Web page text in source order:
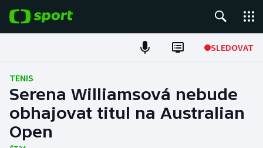
SLEDOVAT
Fotbal
Hokej
Tenis
TENIS
Serena Williamsová nebude
obhajovat titul na Australian
Open